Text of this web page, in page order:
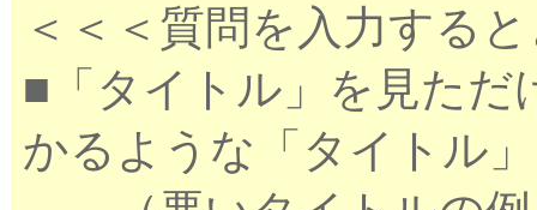
＜＜＜質問を入力する
■「タイトル」を見ただ
かるような「タイトル